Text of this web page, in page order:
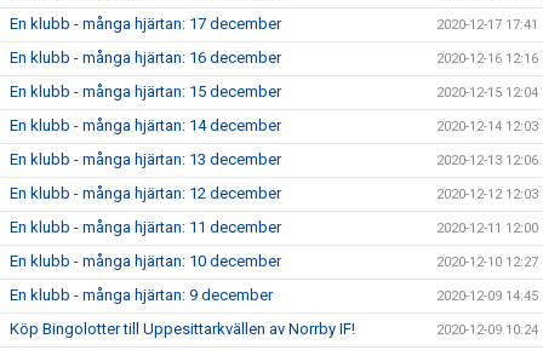
En klubb - många hjärtan: 17 december 2020-12-17 17:41
En klubb - många hjärtan: 16 december 2020-12-16 12:16
En klubb - många hjärtan: 15 december 2020-12-15 12:04
En klubb - många hjärtan: 14 december 2020-12-14 12:03
En klubb - många hjärtan: 13 december 2020-12-13 12:06
En klubb - många hjärtan: 12 december 2020-12-12 12:03
En klubb - många hjärtan: 11 december 2020-12-11 12:00
En klubb - många hjärtan: 10 december 2020-12-10 12:27
En klubb - många hjärtan: 9 december 2020-12-09 14:45
Köp Bingolotter till Uppesittarkvällen av Norrby IF! 2020-12-09 10:24